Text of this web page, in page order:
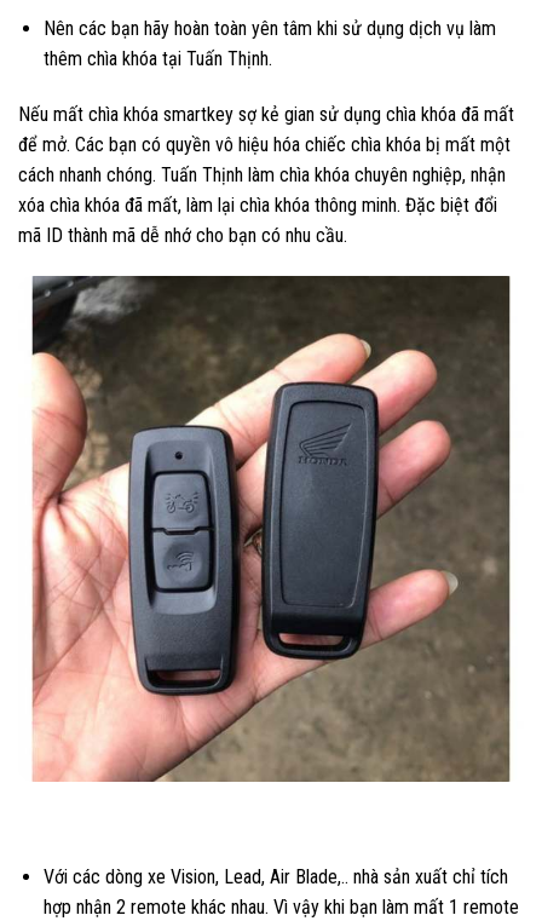
Nên các bạn hãy hoàn toàn yên tâm khi sử dụng dịch vụ làm
thêm chìa khóa tại Tuấn Thịnh.
Nếu mất chìa khóa smartkey sợ kẻ gian sử dụng chìa khóa đã mất
để mở. Các bạn có quyền vô hiệu hóa chiếc chìa khóa bị mất một
cách nhanh chóng. Tuấn Thịnh làm chìa khóa chuyên nghiệp, nhận
xóa chìa khóa đã mất, làm lại chìa khóa thông minh. Đặc biệt đổi
mã ID thành mã dễ nhớ cho bạn có nhu cầu.
Với các dòng xe Vision, Lead, Air Blade,.. nhà sản xuất chỉ tích
hợp nhận 2 remote khác nhau. Vì vậy khi bạn làm mất 1 remote